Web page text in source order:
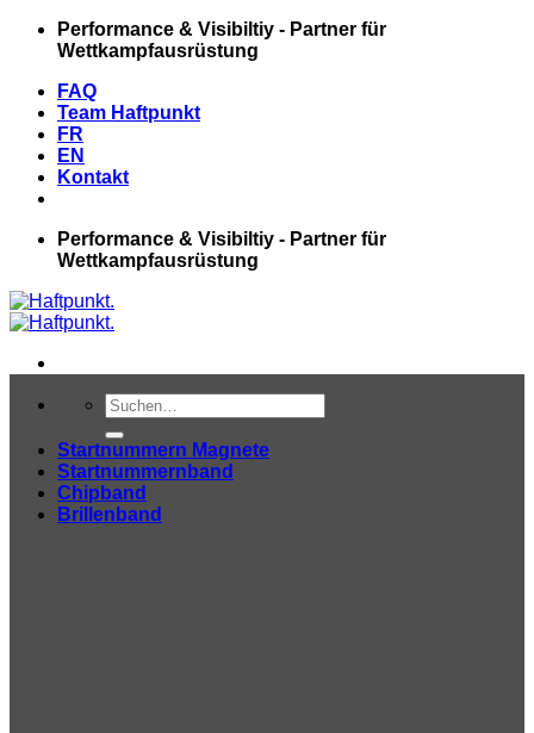
Zum
Performance & Visibiltiy - Partner für
Wettkampfausrüstung
FAQ
Team Haftpunkt
FR
EN
Kontakt
Performance & Visibiltiy - Partner für
Wettkampfausrüstung
Suchen
nach:
Startnummern Magnete
Startnummernband
Chipband
Brillenband